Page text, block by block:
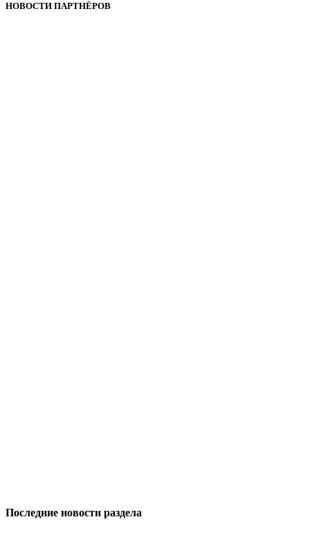
НОВОСТИ ПАРТНЁРОВ
Последние новости раздела